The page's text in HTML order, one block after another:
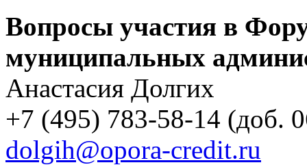
Вопросы участия в
муниципальных
Анастасия Долгих
+7 (495) 783-58-14 (доб.
dolgih@opora-credit.ru